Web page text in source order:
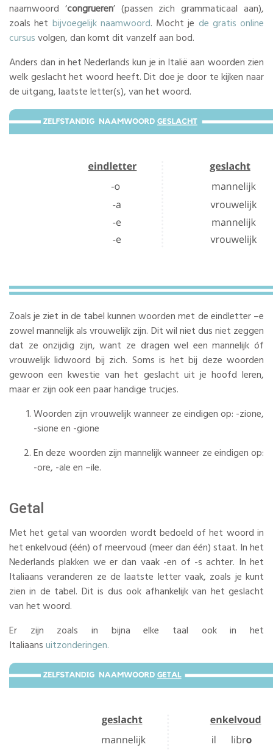
naamwoord ‘congrueren’ (passen zich grammaticaal aan),
zoals het bijvoegelijk naamwoord. Mocht je de gratis online
cursusvolgen, dan komt dit vanzelf aan bod.
Anders dan in het Nederlands kun je in Italië aan woorden zien
welk geslacht het woord heeft. Dit doe je door te kijken naar
de uitgang, laatste letter(s), van het woord.
Zoals je ziet in de tabel kunnen woorden met de eindletter –e
zowel mannelijk als vrouwelijk zijn. Dit wil niet dus niet zeggen
dat ze onzijdig zijn, want ze dragen wel een mannelijk óf
vrouwelijk lidwoord bij zich. Soms is het bij deze woorden
gewoon een kwestie van het geslacht uit je hoofd leren,
maar er zijn ook een paar handige trucjes.
Woorden zijn vrouwelijk wanneer ze eindigen op: -zione,
-sione en -gione
En deze woorden zijn mannelijk wanneer ze eindigen op:
-ore, -ale en –ile.
Getal
Met het getal van woorden wordt bedoeld of het woord in
het enkelvoud (één) of meervoud (meer dan één) staat. In het
Nederlands plakken we er dan vaak -en of -s achter. In het
Italiaans veranderen ze de laatste letter vaak, zoals je kunt
zien in de tabel. Dit is dus ook afhankelijk van het geslacht
van het woord.
Er zijn zoals in bijna elke taal ook in het
Italiaansuitzonderingen.